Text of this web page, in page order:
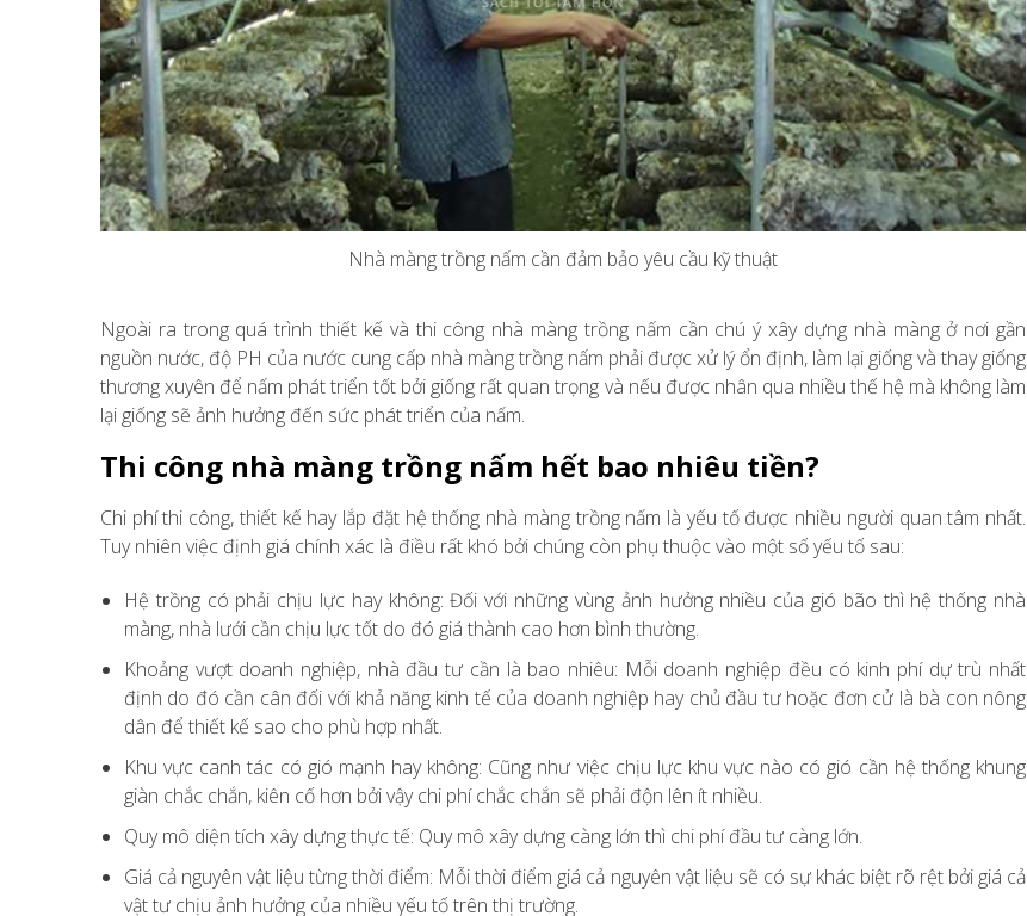
Nhà màng trồng nấm cần đảm bảo yêu cầu kỹ thuật
Ngoài ra trong quá trình thiết kế và thi công nhà màng trồng nấm cần chú ý xây dựng nhà màng ở nơi gần
nguồn nước, độ PH của nước cung cấp nhà màng trồng nấm phải được xử lý ổn định, làm lại giống và thay giống
thương xuyên để nấm phát triển tốt bởi giống rất quan trọng và nếu được nhân qua nhiều thế hệ mà không làm
lại giống sẽ ảnh hưởng đến sức phát triển của nấm.
Thi công nhà màng trồng nấm hết bao nhiêu tiền?
Chi phí thi công, thiết kế hay lắp đặt hệ thống nhà màng trồng nấm là yếu tố được nhiều người quan tâm nhất.
Tuy nhiên việc định giá chính xác là điều rất khó bởi chúng còn phụ thuộc vào một số yếu tố sau:
Hệ trồng có phải chịu lực hay không: Đối với những vùng ảnh hưởng nhiều của gió bão thì hệ thống nhà
màng, nhà lưới cần chịu lực tốt do đó giá thành cao hơn bình thường.
Khoảng vượt doanh nghiệp, nhà đầu tư cần là bao nhiêu: Mỗi doanh nghiệp đều có kinh phí dự trù nhất
định do đó cần cân đối với khả năng kinh tế của doanh nghiệp hay chủ đầu tư hoặc đơn cử là bà con nông
dân để thiết kế sao cho phù hợp nhất.
Khu vực canh tác có gió mạnh hay không: Cũng như việc chịu lực khu vực nào có gió cần hệ thống khung
giàn chắc chắn, kiên cố hơn bởi vậy chi phí chắc chắn sẽ phải độn lên ít nhiều.
Quy mô diện tích xây dựng thực tế: Quy mô xây dựng càng lớn thì chi phí đầu tư càng lớn.
Giá cả nguyên vật liệu từng thời điểm: Mỗi thời điểm giá cả nguyên vật liệu sẽ có sự khác biệt rõ rệt bởi giá cả
vật tư chịu ảnh hưởng của nhiều yếu tố trên thị trường.